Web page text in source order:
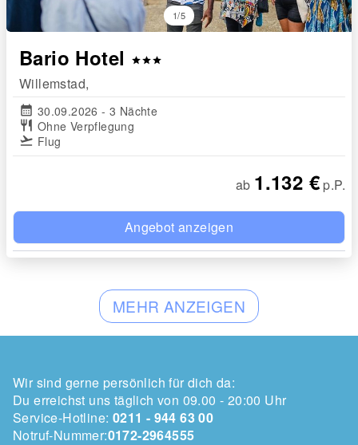
1/5
Bario Hotel starstarstar
Willemstad,
calendar_month 30.09.2026 - 3 Nächte
restaurant Ohne Verpflegung
flight_takeoff Flug
ab 1.132 € p.P.
Angebot anzeigen
MEHR ANZEIGEN
Wir sind gerne persönlich für dich da:
Du erreichst uns täglich von 09.00 - 20:00 Uhr
Service-Hotline: 0211 - 944 63 00
Notruf-Nummer:0172-2964555